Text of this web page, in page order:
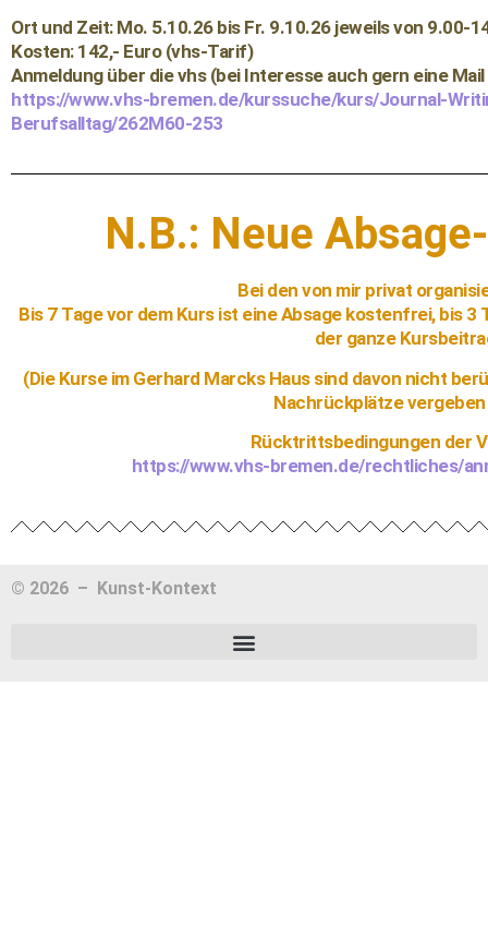
Ort und Zeit: Mo. 5.10.26 bis Fr. 9.10.26 jeweils von 9.00-
Kosten:142,- Euro (vhs-Tarif)
Anmeldungüber die vhs (bei Interesse auch gern eine Mail
https://www.vhs-bremen.de/kurssuche/kurs/Journal-
Berufsalltag/262M60-253
N.B.: Neue
Bei den von mir privat
Bis 7 Tage vor dem Kurs ist eine Absage kostenfrei, bis
der ganze
(Die Kurse im Gerhard Marcks Haus sind davon nicht
Nachrückplätze
Rücktrittsbedingungen der
https://www.vhs-bremen.de/rechtliches/
© 2026 – Kunst-Kontext